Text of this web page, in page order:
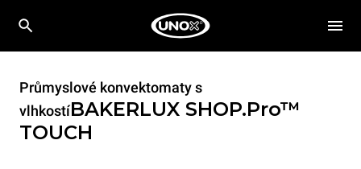
Průmyslové konvektomaty s
vlhkostíBAKERLUX SHOP.Pro™
TOUCH